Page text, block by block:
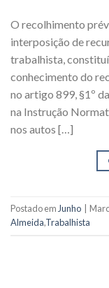
O recolhimento
interposição de
trabalhista,
conhecimento do
no artigo 899, §1º
na Instrução
nos autos […]
Postado emJunho
Almeida,Trabalhista